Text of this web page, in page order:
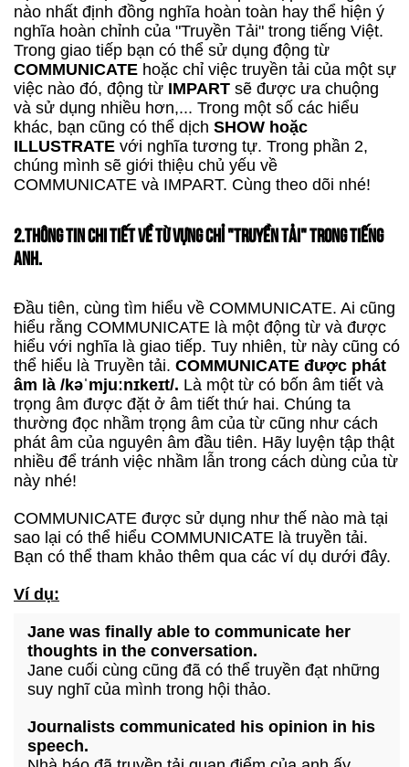
nào nhất định đồng nghĩa hoàn toàn hay thể hiện ý
nghĩa hoàn chỉnh của "Truyền Tải" trong tiếng Việt.
Trong giao tiếp bạn có thể sử dụng động từ
COMMUNICATE hoặc chỉ việc truyền tải của một sự
việc nào đó, động từ IMPART sẽ được ưa chuộng
và sử dụng nhiều hơn,... Trong một số các hiểu
khác, bạn cũng có thể dịch SHOW hoặc
ILLUSTRATE với nghĩa tương tự. Trong phần 2,
chúng mình sẽ giới thiệu chủ yếu về
COMMUNICATE và IMPART. Cùng theo dõi nhé!
2.THÔNG TIN CHI TIẾT VỀ TỪ VỰNG CHỈ "TRUYỀN TẢI" TRONG TIẾNG
ANH.
Đầu tiên, cùng tìm hiểu về COMMUNICATE. Ai cũng
hiểu rằng COMMUNICATE là một động từ và được
hiểu với nghĩa là giao tiếp. Tuy nhiên, từ này cũng có
thể hiểu là Truyền tải. COMMUNICATE được phát
âm là /kəˈmjuːnɪkeɪt/. Là một từ có bốn âm tiết và
trọng âm được đặt ở âm tiết thứ hai. Chúng ta
thường đọc nhầm trọng âm của từ cũng như cách
phát âm của nguyên âm đầu tiên. Hãy luyện tập thật
nhiều để tránh việc nhầm lẫn trong cách dùng của từ
này nhé!
COMMUNICATE được sử dụng như thế nào mà tại
sao lại có thể hiểu COMMUNICATE là truyền tải.
Bạn có thể tham khảo thêm qua các ví dụ dưới đây.
Ví dụ:
Jane was finally able to communicate her
thoughts in the conversation.
Jane cuối cùng cũng đã có thể truyền đạt những
suy nghĩ của mình trong hội thảo.
Journalists communicated his opinion in his
speech.